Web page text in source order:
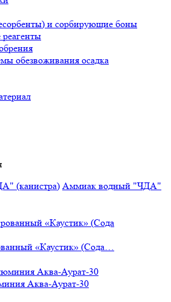
и сорбирующие боны
обезвоживания осадка
Аммиак водный "ЧДА"
«Каустик» (Сода…
Аква-Аурат-30